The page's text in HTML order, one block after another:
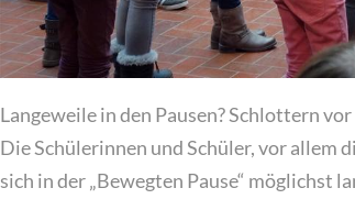
Langeweile in den Pausen? Schlottern
Die Schülerinnen und Schüler, vor allem
sich in der „Bewegten Pause“ möglichst